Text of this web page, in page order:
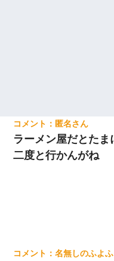
匿名
ラーメン屋だとたま
二度と行かんがね
名無しのふよふ